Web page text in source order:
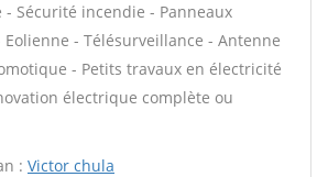
Sécurité incendie - Panneaux
- Télésurveillance - Antenne
- Petits travaux en électricité
électrique complète ou
: Victor chula